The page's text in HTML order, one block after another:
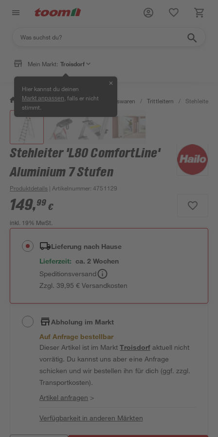
Mein Markt: Troisdorf
Hier kannst du deinen
Markt anpassen , falls er nicht
stimmt.
✕
/ Wohnen & Haushalt / Haushaltswaren / Trittleitern / Stehleiter
Stehleiter 'L80 ComfortLine'
Aluminium 7 Stufen
Produktdetails | Artikelnummer:4751129
149,99 €
inkl. 19% MwSt.
Lieferung nach Hause
Lieferzeit: ca. 2 Wochen
Speditionsversand
Zzgl. 39,95 € Versandkosten
Abholung im Markt
Auf Anfrage bestellbar
Dieser Artikel ist im MarktTroisdorfaktuell nicht
vorrätig. Du kannst uns aber eine Anfrage
schicken und wir bestellen ihn für dich (ggf. zzgl.
Transportkosten).
Artikel anfragen >
Verfügbarkeit in anderen Märkten